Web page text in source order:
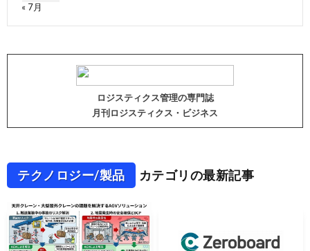
« 7月
ロジスティクス管理の専門誌
月刊ロジスティクス・ビジネス
テクノロジー/製品 カテゴリの最新記事